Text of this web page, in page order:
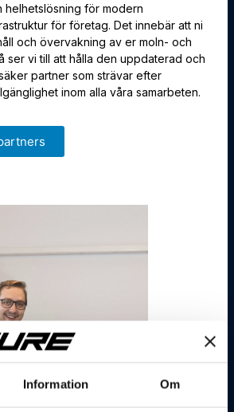
Information Om
helhetslösning för modern
för företag. Det innebär att ni
och övervakning av er moln- och
ser vi till att hålla den uppdaterad och
partner som strävar efter
inom alla våra samarbeten.